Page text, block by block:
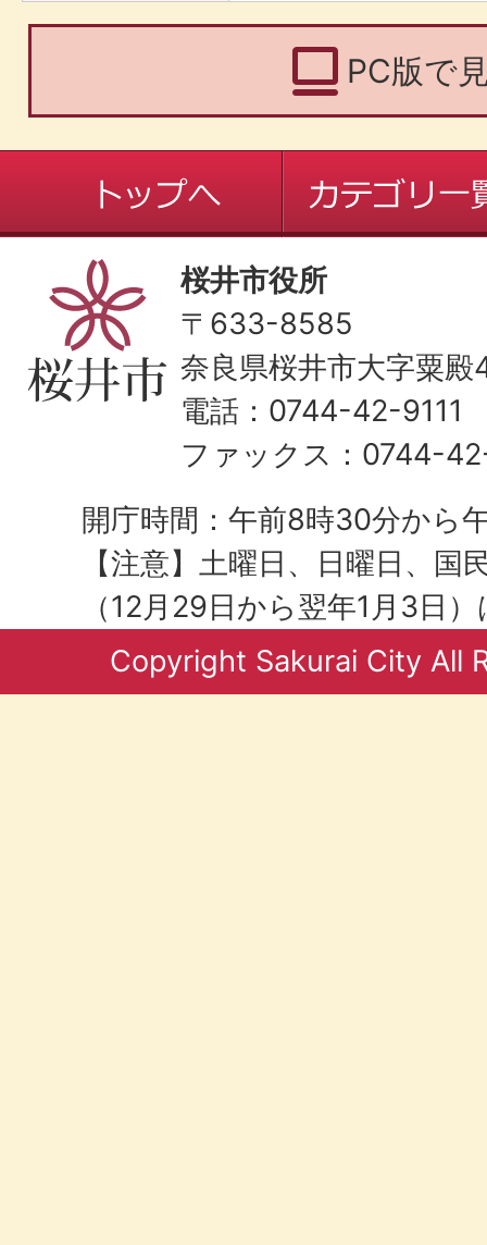
PC版で
桜井市役所
〒633-8585
奈良県桜井市大字粟
電話：0744-42-9111
ファックス：0744-
開庁時間：午前8時30分から
【注意】土曜日、日曜日、国
（12月29日から翌年1月3日
Copyright Sakurai City All